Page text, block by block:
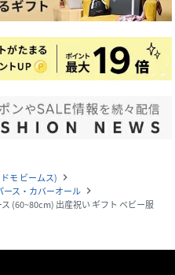
モ ビームス) navigate_next
ース・カバーオール navigate_next
(60~80cm) 出産祝い ギフト ベビー服